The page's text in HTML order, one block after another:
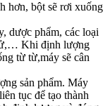
hơn, bột sẽ rơi xuống
dược phẩm, các loại
Khi định lượng
từ từ,máy sẽ cân
sản phẩm. Máy
tục để tạo thành